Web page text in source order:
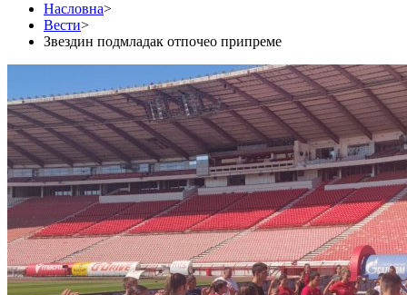
Насловна>
Вести>
Звездин подмладак отпочео припреме